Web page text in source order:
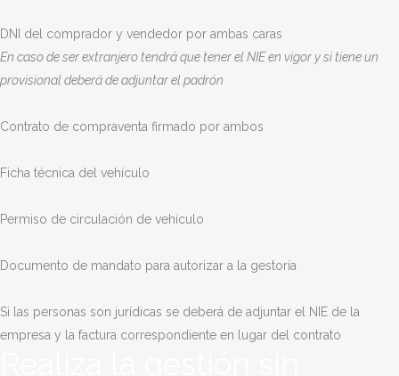
DNI del comprador y vendedor por ambas caras
En caso de ser extranjero tendrá que tener el NIE en vigor y si tiene un
provisional deberá de adjuntar el padrón
Contrato de compraventa firmado por ambos
Ficha técnica del vehículo
Permiso de circulación de vehículo
Documento de mandato para autorizar a la gestoría
Si las personas son jurídicas se deberá de adjuntar el NIE de la
empresa y la factura correspondiente en lugar del contrato